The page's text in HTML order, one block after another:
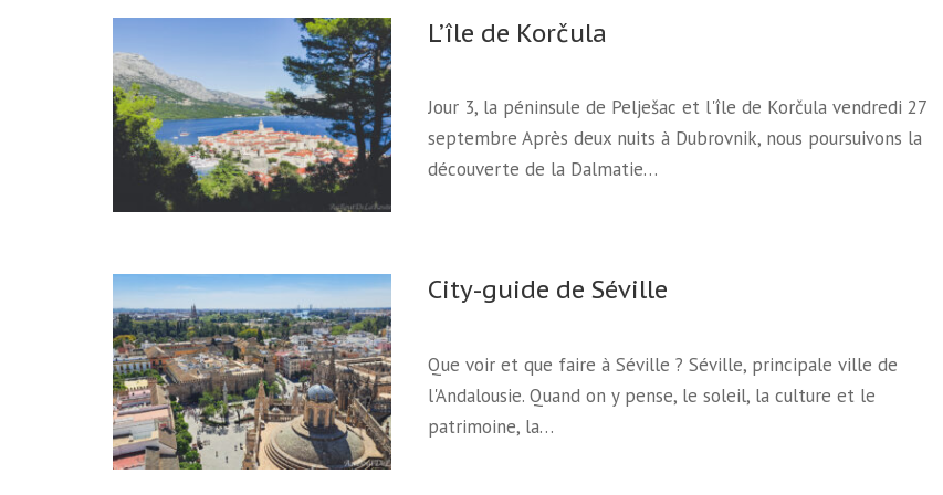
L’île de Korčula
Jour 3, la péninsule de Pelješac et l'île de Korčula vendredi 27
septembre Après deux nuits à Dubrovnik, nous poursuivons la
découverte de la Dalmatie…
City-guide de Séville
Que voir et que faire à Séville ? Séville, principale ville de
l'Andalousie. Quand on y pense, le soleil, la culture et le
patrimoine, la…